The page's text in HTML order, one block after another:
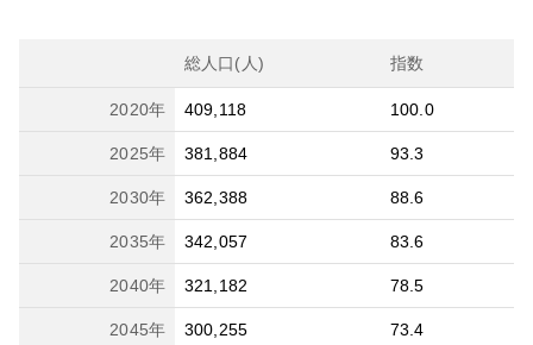
総人口(人) 指数
2020年 409,118 100.0
2025年 381,884 93.3
2030年 362,388 88.6
2035年 342,057 83.6
2040年 321,182 78.5
2045年 300,255 73.4